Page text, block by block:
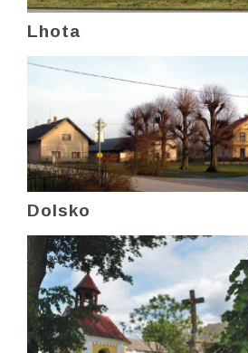
Lhota
Dolsko